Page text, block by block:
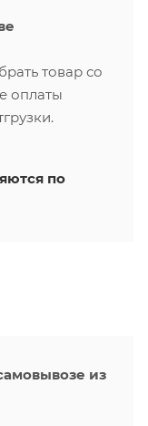
товар со
оплаты
по
из